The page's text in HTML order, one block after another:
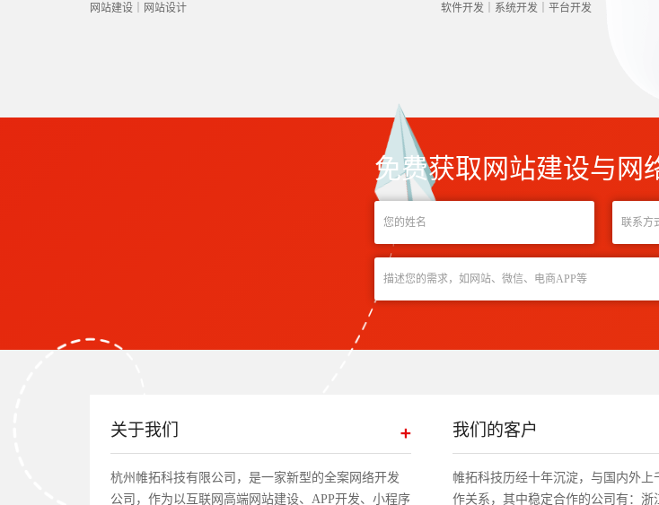
网站建设｜网站设计 软件开发｜系统开发｜平台开发
免费获取网站建设与网
关于我们
杭州帷拓科技有限公司，是一家新型的全案网络开发
公司，作为以互联网高端网站建设、APP开发、小程序
我们的客户
帷拓科技历经十年沉淀，与国内外上
作关系，其中稳定合作的公司有：浙